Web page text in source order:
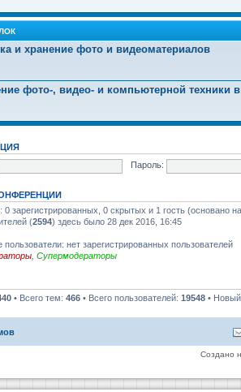
и хранение фото и видеоматериалов
фото-, видео- и компьютерной техники в
Пароль:
0 зарегистрированных, 0 скрытых и 1 гость (основано
(2594) здесь было 28 дек 2016, 16:45
нет зарегистрированных пользователей
Супермодераторы
• Всего тем: 466 • Всего пользователей: 19548 •
Создано